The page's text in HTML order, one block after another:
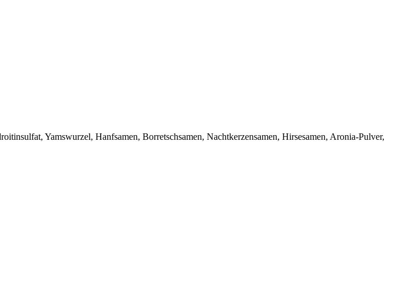
Yamswurzel, Hanfsamen, Borretschsamen, Nachtkerzensamen, Hirsesamen, Aronia-Pulver,